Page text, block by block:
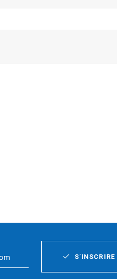
S’INSCRIRE